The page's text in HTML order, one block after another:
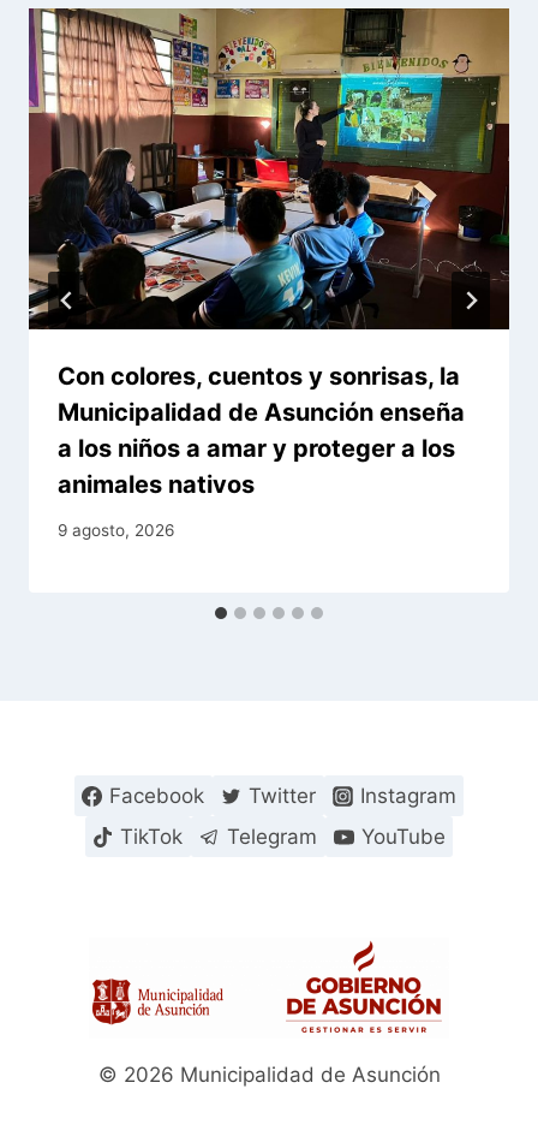
Con colores, cuentos y sonrisas, la
Municipalidad de Asunción enseña
a los niños a amar y proteger a los
animales nativos
9 agosto, 2026
Facebook Twitter
Instagram
TikTok
Telegram YouTube
© 2026 Municipalidad de Asunción